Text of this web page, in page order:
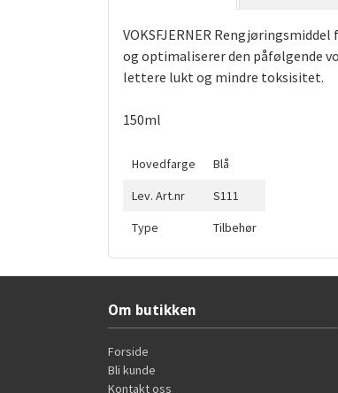
VOKSFJERNER
og optimaliserer den påfølgende
lettere lukt og mindre toksisitet.
150ml
Hovedfarge
Blå
Lev. Art.nr
S111
Type
Tilbehør
Om butikken
Forside
Bli kunde
Kontakt oss